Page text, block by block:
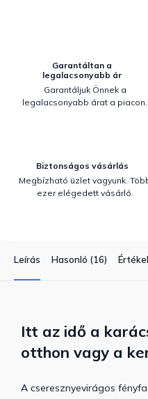
Garantáltan a
legalacsonyabb ár
Garantáljuk Önnek a
legalacsonyabb árat a piacon.
Biztonságos vásárlás
Megbízható üzlet vagyunk.
ezer elégedett vásárló.
Leírás Hasonló (16)
Itt az idő a
otthon vagy a
A cseresznyevirágos